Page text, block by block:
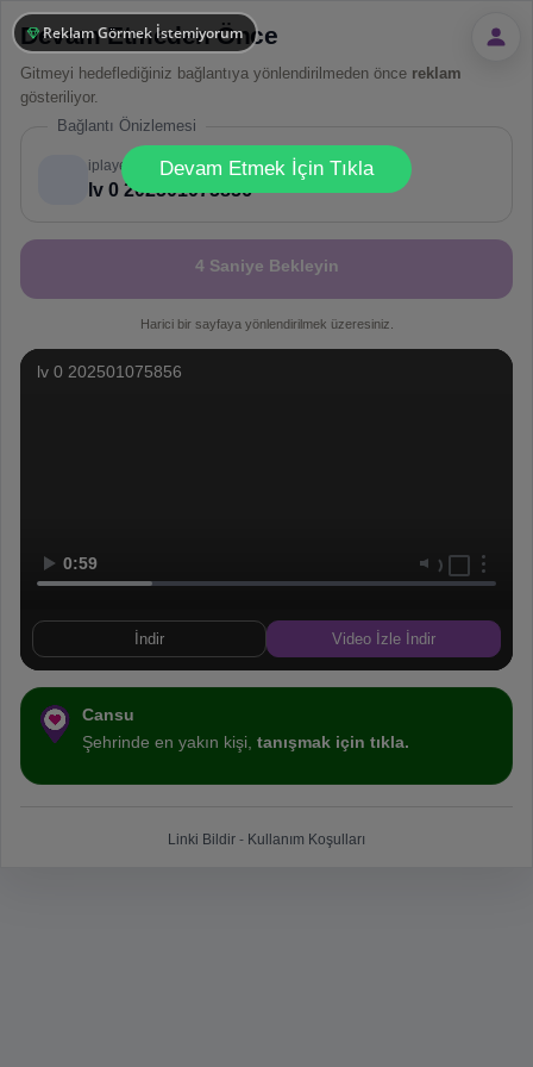
Devam Etmeden Önce
Gitmeyi hedeflediğiniz bağlantıya yönlendirilmeden önce reklam
gösteriliyor.
Bağlantı Önizlemesi
iplayerhls.com
lv 0 202501075856
4 Saniye Bekleyin
Harici bir sayfaya yönlendirilmek üzeresiniz.
lv 0 202501075856
0:59
İndir Video İzle İndir
Cansu
Şehrinde en yakın kişi, tanışmak için tıkla.
Linki Bildir - Kullanım Koşulları
! Not valid!
Devam Etmek İçin Tıkla
Reklam Görmek İstemiyorum